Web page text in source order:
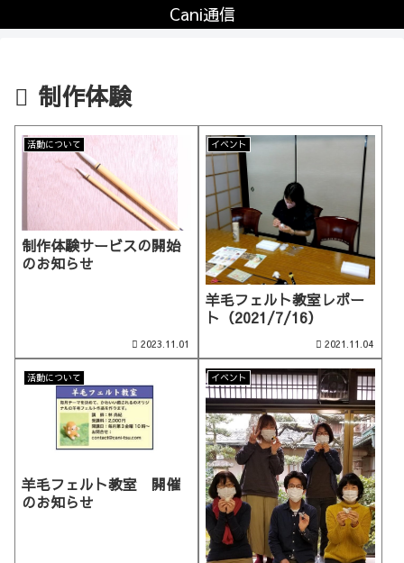
Cani通信
制作体験
活動について
制作体験サービスの開始
のお知らせ
2023.11.01
イベント
羊毛フェルト教室レポー
ト（2021/7/16）
2021.11.04
活動について
羊毛フェルト教室 開催
のお知らせ
イベント